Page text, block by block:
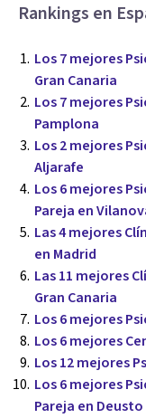
Rankings en
Los 7 mejores
Gran Canaria
Los 7 mejores
Pamplona
Los 2 mejores
Aljarafe
Los 6 mejores
Pareja en
Las 4 mejores
en Madrid
Las 11 mejores
Gran Canaria
Los 6 mejores
Los 6 mejores
Los 12 mejores
Los 6 mejores
Pareja en